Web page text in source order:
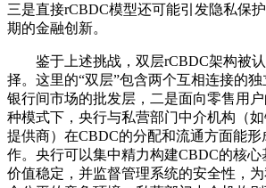
三是直接rCBDC模型还可能引发隐私保
期的金融创新。
鉴于上述挑战，双层rCBDC架构被
择。这里的“双层”包含两个互相连接的
银行间市场的批发层，二是面向零售用
种模式下，央行与私营部门中介机构（
提供商）在CBDC的分配和流通方面能形
作。央行可以集中精力构建CBDC的核
价值稳定，并监督管理系统的安全性，